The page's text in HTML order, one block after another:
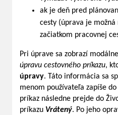
ak je deň pred
cesty (úprava je
začiatkom pracovnej
Pri úprave sa zobrazí
úpravu cestovného príkazu,
úpravy. Táto informácia sa
menom používateľa zapíše
príkaz následne prejde do
príkazu Vrátený. Po jeho